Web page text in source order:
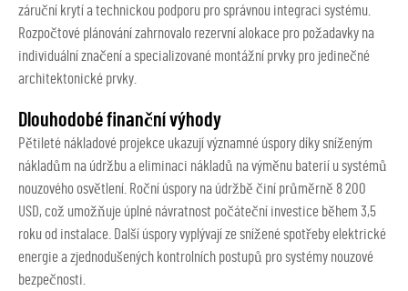
záruční krytí a technickou podporu pro správnou integraci systému.
Rozpočtové plánování zahrnovalo rezervní alokace pro požadavky na
individuální značení a specializované montážní prvky pro jedinečné
architektonické prvky.
Dlouhodobé finanční výhody
Pětileté nákladové projekce ukazují významné úspory díky sníženým
nákladům na údržbu a eliminaci nákladů na výměnu baterií u systémů
nouzového osvětlení. Roční úspory na údržbě činí průměrně 8 200
USD, což umožňuje úplné návratnost počáteční investice během 3,5
roku od instalace. Další úspory vyplývají ze snížené spotřeby elektrické
energie a zjednodušených kontrolních postupů pro systémy nouzové
bezpečnosti.